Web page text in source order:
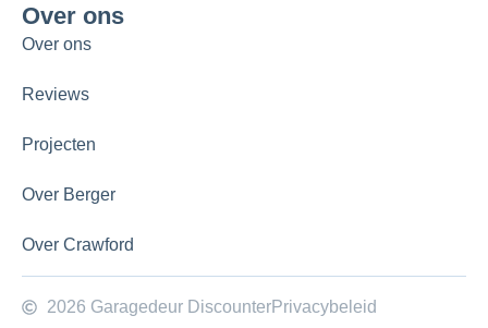
Over ons
Over ons
Reviews
Projecten
Over Berger
Over Crawford
2026 Garagedeur DiscounterPrivacybeleid